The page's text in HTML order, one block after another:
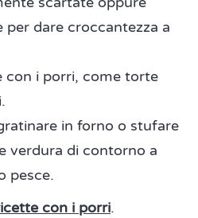
dare croccantezza a
con i porri, come torte
in forno o stufare
verdura di contorno a
pesce.
con i porri.